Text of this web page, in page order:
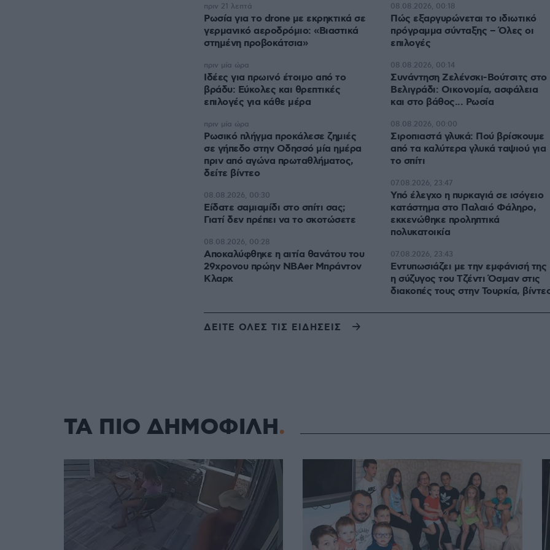
Ρωσία για το drone με εκρηκτικά σε
γερμανικό αεροδρόμιο: «Βιαστικά
στημένη προβοκάτσια»
πριν 21 λεπτά
Ιδέες για πρωινό έτοιμο από το
βράδυ: Εύκολες και θρεπτικές
επιλογές για κάθε μέρα
πριν μία ώρα
Ρωσικό πλήγμα προκάλεσε ζημιές
σε γήπεδο στην Οδησσό μία ημέρα
πριν από αγώνα πρωταθλήματος,
δείτε βίντεο
πριν μία ώρα
Είδατε σαμιαμίδι στο σπίτι σας;
Γιατί δεν πρέπει να το σκοτώσετε
08.08.2026, 00:30
Αποκαλύφθηκε η αιτία θανάτου του
29χρονου πρώην NBAer Μπράντον
Κλαρκ
08.08.2026, 00:28
Πώς εξαργυρώνεται το ιδιωτικό
πρόγραμμα σύνταξης – Όλες οι
επιλογές
08.08.2026, 00:18
Συνάντηση Ζελένσκι-Βούτσιτς στο
Βελιγράδι: Οικονομία, ασφάλεια
και στο βάθος... Ρωσία
08.08.2026, 00:14
Σιροπιαστά γλυκά: Πού βρίσκουμε
από τα καλύτερα γλυκά ταψιού για
το σπίτι
08.08.2026, 00:00
Υπό έλεγχο η πυρκαγιά σε ισόγειο
κατάστημα στο Παλαιό Φάληρο,
εκκενώθηκε προληπτικά
πολυκατοικία
07.08.2026, 23:47
Εντυπωσιάζει με την εμφάνισή της
η σύζυγος του Τζέντι Όσμαν στις
διακοπές τους στην Τουρκία,
07.08.2026, 23:43
ΔΕΙΤΕ ΟΛΕΣ ΤΙΣ ΕΙΔΗΣΕΙΣ
ΤΑ ΠΙΟ ΔΗΜΟΦΙΛΗ